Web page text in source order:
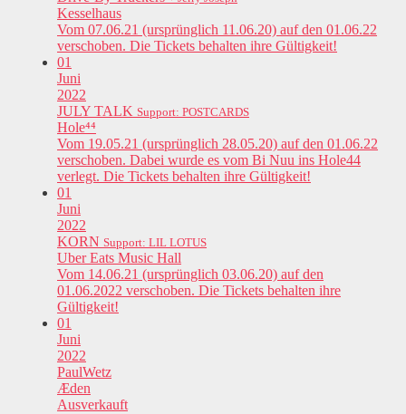
Kesselhaus
Vom 07.06.21 (ursprünglich 11.06.20) auf den 01.06.22
verschoben. Die Tickets behalten ihre Gültigkeit!
01
Juni
2022
JULY TALK Support: POSTCARDS
Hole⁴⁴
Vom 19.05.21 (ursprünglich 28.05.20) auf den 01.06.22
verschoben. Dabei wurde es vom Bi Nuu ins Hole44
verlegt. Die Tickets behalten ihre Gültigkeit!
01
Juni
2022
KORN Support: LIL LOTUS
Uber Eats Music Hall
Vom 14.06.21 (ursprünglich 03.06.20) auf den
01.06.2022 verschoben. Die Tickets behalten ihre
Gültigkeit!
01
Juni
2022
PaulWetz
Æden
Ausverkauft